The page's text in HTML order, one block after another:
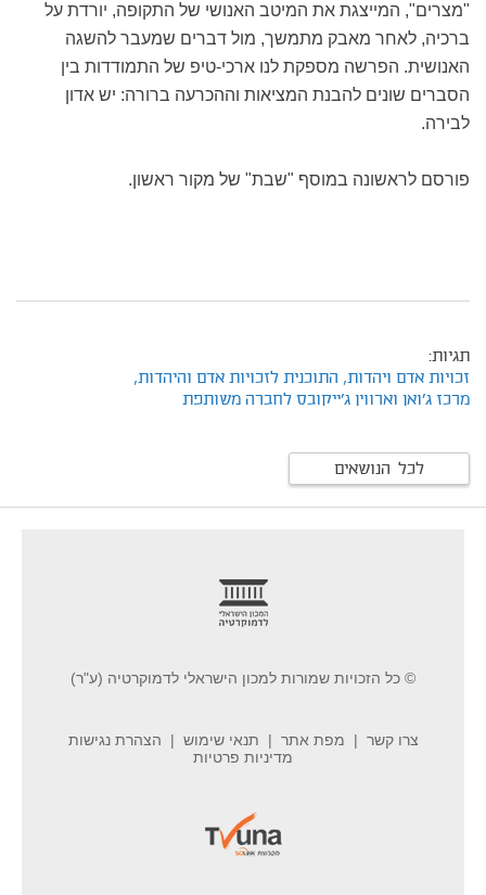
"מצרים", המייצגת את המיטב האנושי של התקופה, יורדת על
ברכיה, לאחר מאבק מתמשך, מול דברים שמעבר להשגה
האנושית. הפרשה מספקת לנו ארכי-טיפ של התמודדות בין
הסברים שונים להבנת המציאות וההכרעה ברורה: יש אדון
לבירה.
פורסם לראשונה במוסף "שבת" של מקור ראשון.
תגיות:
זכויות אדם ויהדות, התוכנית לזכויות אדם והיהדות,
מרכז ג'ואן וארווין ג'ייקובס לחברה משותפת
לכל הנושאים
© כל הזכויות שמורות למכון הישראלי לדמוקרטיה (ע"ר)
צרו קשר מפת אתר תנאי שימוש
הצהרת נגישות
מדיניות פרטיות